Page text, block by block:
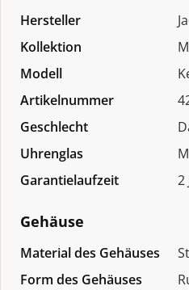
Hersteller
Kollektion
Modell
Artikelnummer
Geschlecht
Uhrenglas
Garantielaufzeit
2
Gehäuse
Material des Gehäuses
Form des Gehäuses